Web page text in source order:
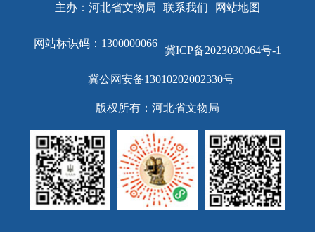
主办：河北省文物局 联系我们 网站地图
网站标识码：1300000066
冀ICP备2023030064号-1
冀公网安备13010202002330号
版权所有：河北省文物局